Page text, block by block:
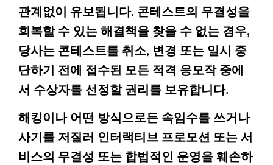
관계없이 유보됩니다. 콘테스트의 무결성을
회복할 수 있는 해결책을 찾을 수 없는 경우,
당사는 콘테스트를 취소, 변경 또는 일시 중
단하기 전에 접수된 모든 적격 응모작 중에
서 수상자를 선정할 권리를 보유합니다.
해킹이나 어떤 방식으로든 속임수를 쓰거나
사기를 저질러 인터랙티브 프로모션 또는 서
비스의 무결성 또는 합법적인 운영을 훼손하